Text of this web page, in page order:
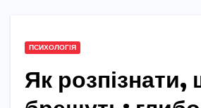
ПСИХОЛОГІЯ
Як